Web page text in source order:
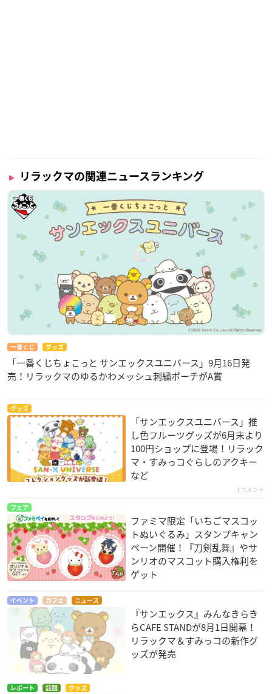
リラックマの関連ニュースランキング
一番くじ グッズ
「一番くじちょこっと サンエックスユニバース」9月16日発
売！リラックマのゆるかわメッシュ刺繍ポーチがA賞
グッズ
「サンエックスユニバース」推
し色フルーツグッズが6月末より
100円ショップに登場！リラック
マ・すみっコぐらしのアクキー
など
1コメント
フェア
ファミマ限定「いちごマスコッ
トぬいぐるみ」スタンプキャン
ペーン開催！『刀剣乱舞』やサ
ンリオのマスコット購入権利を
ゲット
イベント カフェ ニュース
『サンエックス』みんなきらき
らCAFE STANDが8月1日開幕！
リラックマ＆すみっコの新作グ
ッズが発売
レポート 話題 グッズ